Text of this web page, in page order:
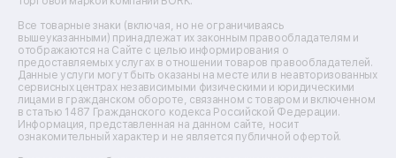
Ремонт вытяжек
Ремонт источников бесперебойного питания
Ремонт пароварок
Ремонт микшерных пультов
Ремонт dj-пультов
Ремонт кухонных плит
Ремонт стедикамов
Ремонт оптических прицелов
Ремонт электровелосипедов
Все товарные знаки (включая, но не ограничиваясь
вышеуказанными) принадлежат их законным правообладателям и
отображаются на Сайте с целью информирования о
предоставляемых услугах в отношении товаров правообладателей.
Данные услуги могут быть оказаны на месте или в неавторизованных
сервисных центрах независимыми физическими и юридическими
лицами в гражданском обороте, связанном с товаром и включенном
в статью 1487 Гражданского кодекса Российской Федерации.
Информация, представленная на данном сайте, носит
ознакомительный характер и не является публичной офертой.